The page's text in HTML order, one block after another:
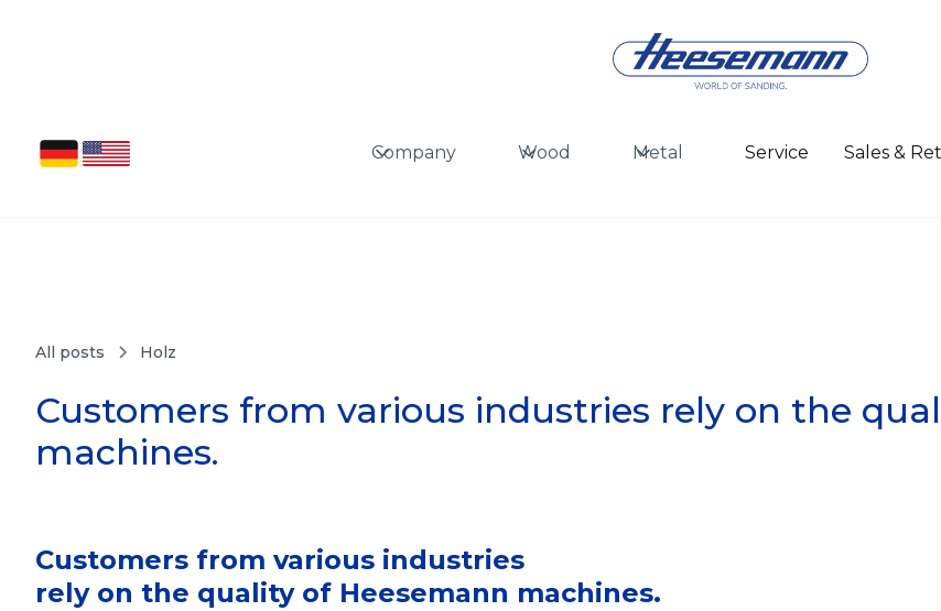
Company Wood Metal Service Sales &
All posts Holz
Customers from various industries rely on the
machines.
Customers from various industries
rely on the quality of Heesemann machines.